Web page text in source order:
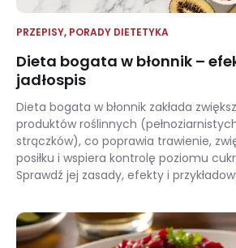
PRZEPISY, PORADY DIETETYKA
​​Dieta bogata w błonnik –
jadłospis
Dieta bogata w błonnik zakłada
produktów roślinnych
strączków), co poprawia trawienie,
posiłku i wspiera kontrolę poziomu
Sprawdź jej zasady, efekty i